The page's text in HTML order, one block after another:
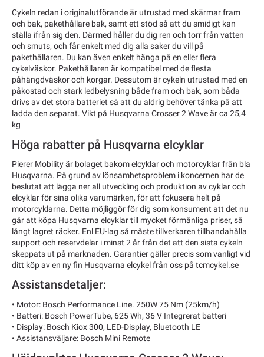
Cykeln redan i originalutförande är utrustad med skärmar fram
och bak, pakethållare bak, samt ett stöd så att du smidigt kan
ställa ifrån sig den. Därmed håller du dig ren och torr från vatten
och smuts, och får enkelt med dig alla saker du vill på
pakethållaren. Du kan även enkelt hänga på en eller flera
cykelväskor. Pakethållaren är kompatibel med de flesta
påhängdväskor och korgar. Dessutom är cykeln utrustad med en
påkostad och stark ledbelysning både fram och bak, som båda
drivs av det stora batteriet så att du aldrig behöver tänka på att
ladda den separat. Vikt på Husqvarna Crosser 2 Wave är ca 25,4
kg
Höga rabatter på Husqvarna elcyklar
Pierer Mobility är bolaget bakom elcyklar och motorcyklar från bla
Husqvarna. På grund av lönsamhetsproblem i koncernen har de
beslutat att lägga ner all utveckling och produktion av cyklar och
elcyklar för sina olika varumärken, för att fokusera helt på
motorcyklarna. Detta möjliggör för dig som konsument att det nu
går att köpa Husqvarna elcyklar till mycket förmånliga priser, så
långt lagret räcker. Enl EU-lag så måste tillverkaren tillhandahålla
support och reservdelar i minst 2 år från det att den sista cykeln
skeppats ut på marknaden. Garantier gäller precis som vanligt vid
ditt köp av en ny fin Husqvarna elcykel från oss på tcmcykel.se
Assistansdetaljer:
• Motor: Bosch Performance Line. 250W 75 Nm (25km/h)
• Batteri: Bosch PowerTube, 625 Wh, 36 V Integrerat batteri
• Display: Bosch Kiox 300, LED-Display, Bluetooth LE
• Assistansväljare: Bosch Mini Remote